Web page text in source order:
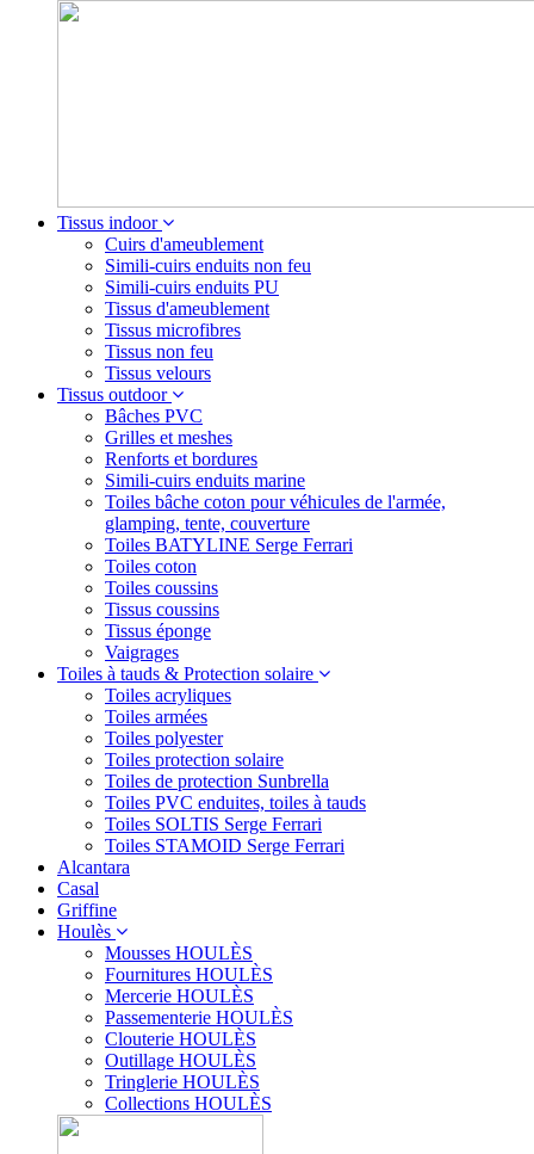
Tissus indoor
Cuirs d'ameublement
Simili-cuirs enduits non feu
Simili-cuirs enduits PU
Tissus d'ameublement
Tissus microfibres
Tissus non feu
Tissus velours
Tissus outdoor
Bâches PVC
Grilles et meshes
Renforts et bordures
Simili-cuirs enduits marine
Toiles bâche coton pour véhicules de l'armée,
glamping, tente, couverture
Toiles BATYLINE Serge Ferrari
Toiles coton
Toiles coussins
Tissus coussins
Tissus éponge
Vaigrages
Toiles à tauds & Protection solaire
Toiles acryliques
Toiles armées
Toiles polyester
Toiles protection solaire
Toiles de protection Sunbrella
Toiles PVC enduites, toiles à tauds
Toiles SOLTIS Serge Ferrari
Toiles STAMOID Serge Ferrari
Alcantara
Casal
Griffine
Houlès
Mousses HOULÈS
Fournitures HOULÈS
Mercerie HOULÈS
Passementerie HOULÈS
Clouterie HOULÈS
Outillage HOULÈS
Tringlerie HOULÈS
Collections HOULÈS